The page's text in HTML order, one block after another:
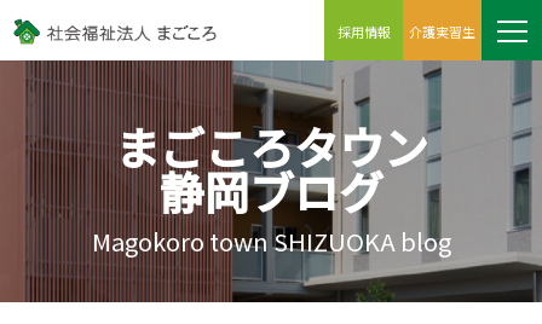
採用情報 介護実習生
まごころタウン
静岡ブログ
Magokoro town SHIZUOKA blog